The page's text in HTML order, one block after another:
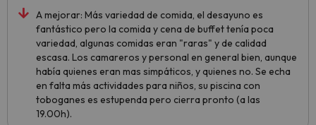
A mejorar: Más variedad de comida, el desayuno es
fantástico pero la comida y cena de buffet tenía poca
variedad, algunas comidas eran "raras" y de calidad
escasa. Los camareros y personal en general bien, aunque
había quienes eran mas simpáticos, y quienes no. Se echa
en falta más actividades para niños, su piscina con
toboganes es estupenda pero cierra pronto (a las
19.00h).